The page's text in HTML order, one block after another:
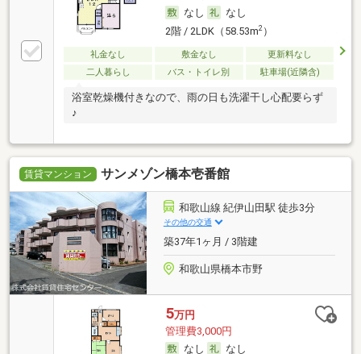
なし
なし
2階 / 2LDK（58.53m2）
礼金なし 敷金なし
更新料なし
二人暮らし
バス・トイレ別 駐車場(近隣含)
浴室乾燥機付きなので、雨の日も洗濯干し心配要らず
♪
賃貸マンション サンメゾン橋本壱番館
和歌山線 紀伊山田駅 徒歩3分
その他の交通
築37年1ヶ月 / 3階建
和歌山県橋本市野
5万円
管理費3,000円
なし
なし